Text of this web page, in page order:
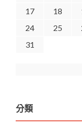
17
18
24
25
31
分類